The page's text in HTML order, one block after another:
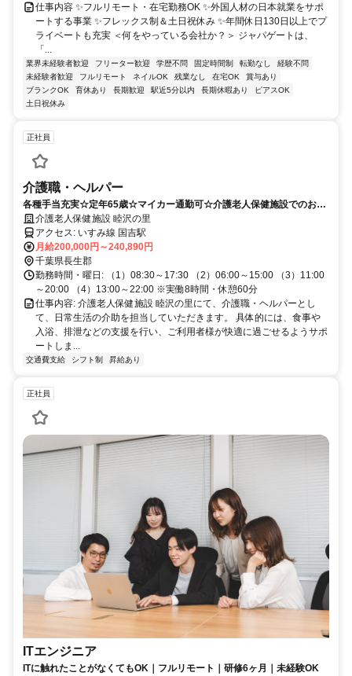
仕事内容 ✨フルリモート・在宅勤務OK ✨外国人材の日本就業をサポ
ートする事業 ✨フレックス制＆土日祝休み ✨年間休日130日以上でプ
ライベートも充実 ＜何をやっている会社か？＞ ジャパゲートは、
「...
業界未経験者歓迎 フリーター歓迎 学歴不問 固定時間制 転勤なし
経験不問
未経験者歓迎
フルリモート ネイルOK 残業なし 在宅OK
賞与あり
ブランクOK
育休あり 長期歓迎 駅近5分以内 長期休暇あり
ピアスOK
土日祝休み
正社員
介護職・ヘルパー
各種手当充実☆定年65歳☆マイカー通勤可☆介護老人保健施設でのお仕
事です！
介護老人保健施設 睦沢の里
アクセス: いすみ線 国吉駅
月給200,000円～240,890円
千葉県長生郡
勤務時間・曜日: （1）08:30～17:30 （2）06:00～15:00 （3）11:00
～20:00 （4）13:00～22:00 ※実働8時間・休憩60分
仕事内容: 介護老人保健施設 睦沢の里にて、介護職・ヘルパーとし
て、日常生活の介助を担当していただきます。 具体的には、食事や
入浴、排泄などの支援を行い、ご利用者様が快適に過ごせるようサポ
ートしま...
交通費支給 シフト制 昇給あり
正社員
ITエンジニア
ITに触れたことがなくてもOK｜フルリモート｜研修6ヶ月｜未経験OK